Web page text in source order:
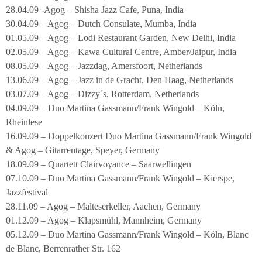
28.04.09 -Agog – Shisha Jazz Cafe, Puna, India
30.04.09 – Agog – Dutch Consulate, Mumba, India
01.05.09 – Agog – Lodi Restaurant Garden, New Delhi, India
02.05.09 – Agog – Kawa Cultural Centre, Amber/Jaipur, India
08.05.09 – Agog – Jazzdag, Amersfoort, Netherlands
13.06.09 – Agog – Jazz in de Gracht, Den Haag, Netherlands
03.07.09 – Agog – Dizzy´s, Rotterdam, Netherlands
04.09.09 – Duo Martina Gassmann/Frank Wingold – Köln,
Rheinlese
16.09.09 – Doppelkonzert Duo Martina Gassmann/Frank Wingold
& Agog – Gitarrentage, Speyer, Germany
18.09.09 – Quartett Clairvoyance – Saarwellingen
07.10.09 – Duo Martina Gassmann/Frank Wingold – Kierspe,
Jazzfestival
28.11.09 – Agog – Malteserkeller, Aachen, Germany
01.12.09 – Agog – Klapsmühl, Mannheim, Germany
05.12.09 – Duo Martina Gassmann/Frank Wingold – Köln, Blanc
de Blanc, Berrenrather Str. 162